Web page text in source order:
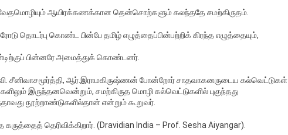
வேதமொழியும் ஆயிரக்கணக்கான தென்சொற்களும் கலந்ததே சமற்கிருதம்.
தொடர்பு கொண்ட பின்பே தமிழ் எழுத்தைப்பின்பற்றிக் கிரந்த எழுத்தையும்,
பின்னரே அமைத்துக் கொண்டனர்.
சீனிவாசமூர்த்தி, ஆர்.இராமகிருஷ்ணன் போன்றோர் சாதவாகனருடைய கல்வெட்டுகள்
இருந்தனவென்றும், சமற்கிருத மொழி கல்வெட்டுகளில் புகுந்தது
நூற்றாண்டுகளில்தான் என்றும் கூறுவர்.
தெரிவிக்கிறார். (Dravidian India – Prof. Sesha Aiyangar).